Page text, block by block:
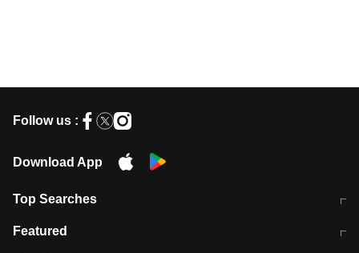
Follow us :
Download App
Top Searches
मुंबई में लगे 'जेन जी' के पोस्टर, लिखा- 'मैं
Featured